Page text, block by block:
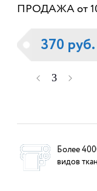
ПРОДАЖА от 10
370 руб.
Более
видов